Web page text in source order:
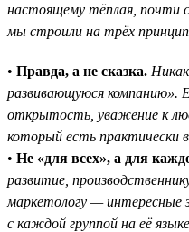
настоящему тёплая, почти
мы строили на трёх
• Правда, а не сказка.
развивающуюся
открытость, уважение к
который есть практически
• Не «для всех», а для
развитие,
маркетологу — интересные
с каждой группой на её языке